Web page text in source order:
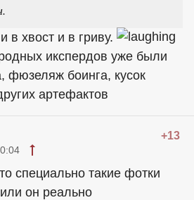
в хвост и в гриву.
икспердов уже были
фюзеляж боинга, кусок
артефактов
+13
специально такие фотки
он реально